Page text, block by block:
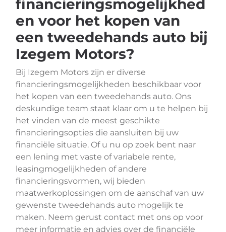
financieringsmogelijkhed
en voor het kopen van
een tweedehands auto bij
Izegem Motors?
Bij Izegem Motors zijn er diverse
financieringsmogelijkheden beschikbaar voor
het kopen van een tweedehands auto. Ons
deskundige team staat klaar om u te helpen bij
het vinden van de meest geschikte
financieringsopties die aansluiten bij uw
financiële situatie. Of u nu op zoek bent naar
een lening met vaste of variabele rente,
leasingmogelijkheden of andere
financieringsvormen, wij bieden
maatwerkoplossingen om de aanschaf van uw
gewenste tweedehands auto mogelijk te
maken. Neem gerust contact met ons op voor
meer informatie en advies over de financiële